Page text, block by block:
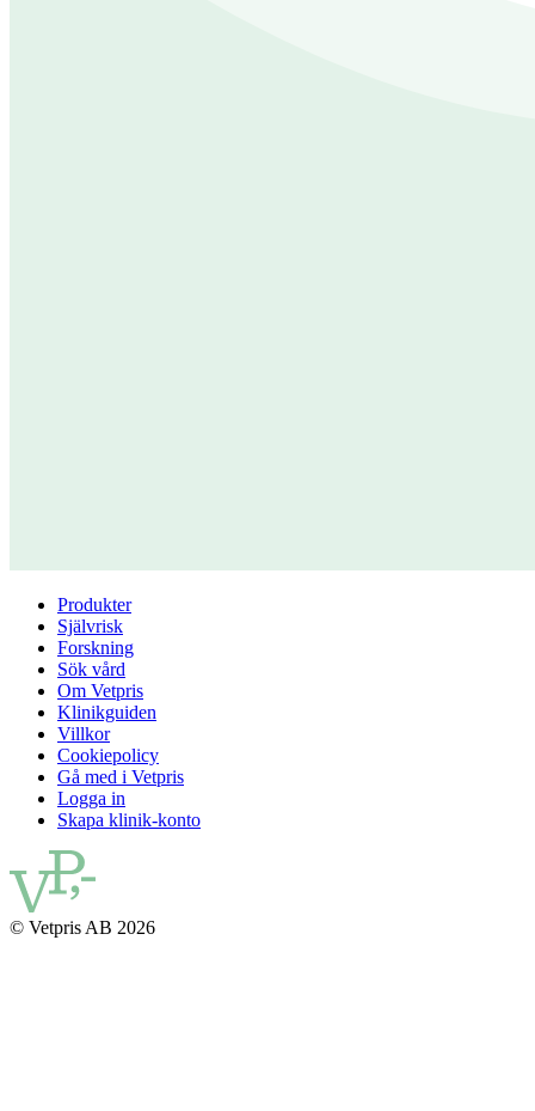
Produkter
Självrisk
Forskning
Sök vård
Om Vetpris
Klinikguiden
Villkor
Cookiepolicy
Gå med i Vetpris
Logga in
Skapa klinik-konto
© Vetpris AB 2026